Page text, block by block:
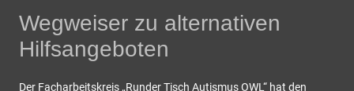
Wegweiser zu alternativen
Hilfsangeboten
Der Facharbeitskreis „Runder Tisch Autismus OWL“ hat den